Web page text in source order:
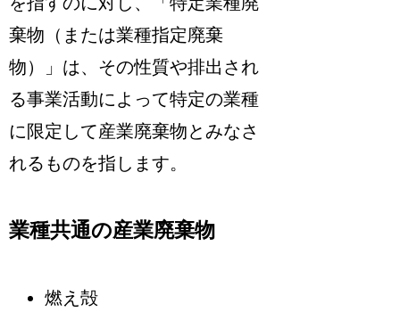
棄物（または業種指定廃棄
物）」は、その性質や排出され
る事業活動によって特定の業種
に限定して産業廃棄物とみなさ
れるものを指します。
業種共通の産業廃棄物
燃え殻